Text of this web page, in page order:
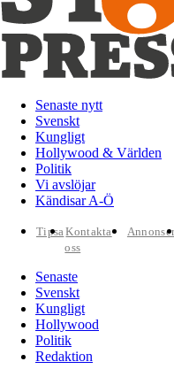
Senaste nytt
Svenskt
Kungligt
Hollywood & Världen
Politik
Vi avslöjar
Kändisar A-Ö
TipsaKontakta
oss
Senaste
Svenskt
Kungligt
Hollywood
Politik
Redaktion